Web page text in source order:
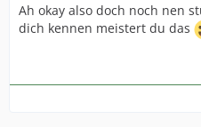
Ah okay also doch noch nen
dich kennen meistert du das